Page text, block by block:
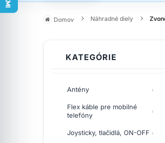
Domov Náhradné diely
KATEGÓRIE
Antény
Flex káble pre mobilné
telefóny
Joysticky, tlačidlá, ON-OFF